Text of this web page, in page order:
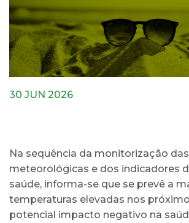
30 JUN 2026
Na sequência da monitorização
meteorológicas e dos indicadores
saúde, informa-se que se prevê a
temperaturas elevadas nos
potencial impacto negativo na